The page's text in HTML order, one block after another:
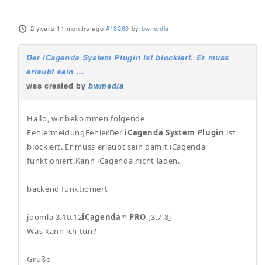
2 years 11 months ago #18260 by bwmedia
Der iCagenda System Plugin ist blockiert. Er muss
erlaubt sein ...
was created bybwmedia
Hallo, wir bekommen folgende
FehlermeldungFehlerDer iCagenda System Plugin ist
blockiert. Er muss erlaubt sein damit iCagenda
funktioniert.Kann iCagenda nicht laden.
backend funktioniert
joomla 3.10.12iCagenda™ PRO [3.7.8]
Was kann ich tun?
Grüße